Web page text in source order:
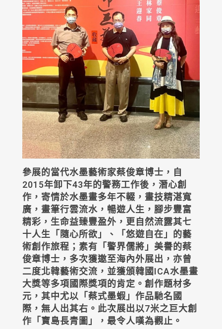
參展的當代水墨藝術家蔡俊章博士，自
2015年卸下43年的警務工作後，潛心創
作，寄情於水墨畫多年不輟，畫技精湛寬
廣，畫筆行雲流水，暢遊人生，腳步豐富
精彩，生命益臻豐盈外，更自然流露其七
十人生「隨心所欲」、「悠遊自在」的藝
術創作旅程；素有「警界儒將」美譽的蔡
俊章博士，多次獲邀至海內外展出，亦曾
二度北韓藝術交流，並獲頒韓國ICA水墨畫
大獎等多項國際獎項的肯定。創作題材多
元，其中尤以「蔡式墨蝦」作品馳名國
際，無人出其右。此次展出以7米之巨大創
作「寶島長青圖」，最令人嘆為觀止。